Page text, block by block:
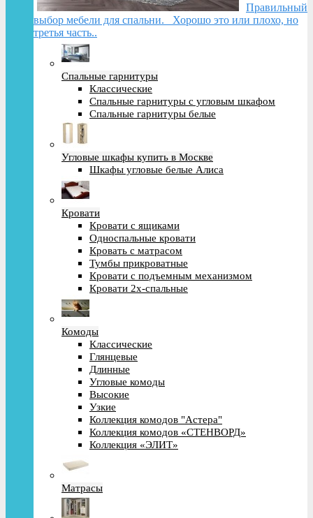
Правильный
выбор мебели для спальни. Хорошо это или плохо, но
третья часть..
Спальные гарнитуры
Классические
Спальные гарнитуры с угловым шкафом
Спальные гарнитуры белые
Угловые шкафы купить в Москве
Шкафы угловые белые Алиса
Кровати
Кровати с ящиками
Односпальные кровати
Кровать с матрасом
Тумбы прикроватные
Кровати с подъемным механизмом
Кровати 2х-спальные
Комоды
Классические
Глянцевые
Длинные
Угловые комоды
Высокие
Узкие
Коллекция комодов "Астера"
Коллекция комодов «СТЕНВОРД»
Коллекция «ЭЛИТ»
Матрасы